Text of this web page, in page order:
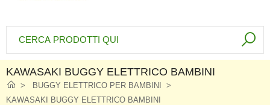
KAWASAKI BUGGY ELETTRICO BAMBINI
BUGGY ELETTRICO PER BAMBINI
KAWASAKI BUGGY ELETTRICO BAMBINI